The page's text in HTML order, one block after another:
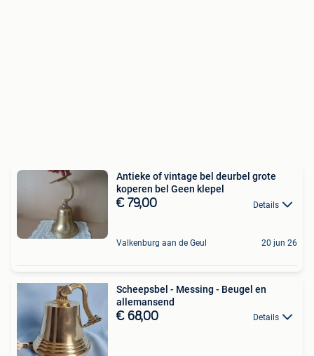
Antieke of vintage bel deurbel grote
koperen bel Geen klepel
€ 79,00 Details
Valkenburg aan de Geul 20 jun 26
Scheepsbel - Messing - Beugel en
allemansend
€ 68,00 Details